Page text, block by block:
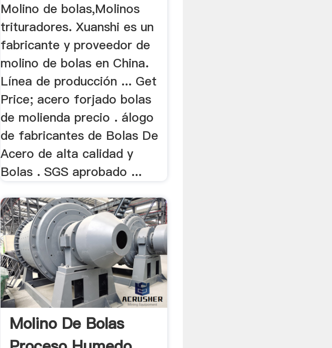
Molino de bolas,Molinos
trituradores. Xuanshi es un
fabricante y proveedor de
molino de bolas en China.
Línea de producción ... Get
Price; acero forjado bolas
de molienda precio . álogo
de fabricantes de Bolas De
Acero de alta calidad y
Bolas . SGS aprobado ...
Molino De Bolas